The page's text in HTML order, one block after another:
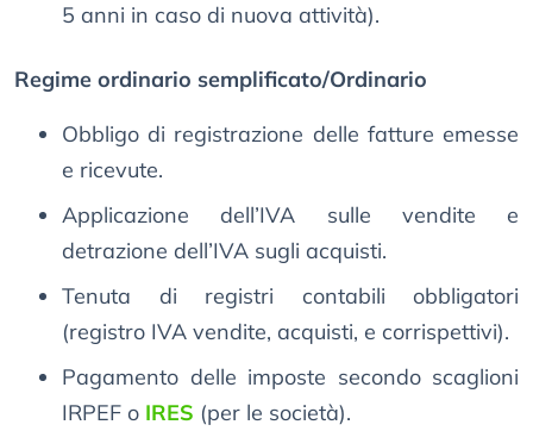
5 anni in caso di nuova attività).
Regime ordinario semplificato/Ordinario
Obbligo di registrazione delle fatture emesse
e ricevute.
Applicazione dell’IVA sulle vendite e
detrazione dell’IVA sugli acquisti.
Tenuta di registri contabili obbligatori
(registro IVA vendite, acquisti, e corrispettivi).
Pagamento delle imposte secondo scaglioni
IRPEF o IRES (per le società).